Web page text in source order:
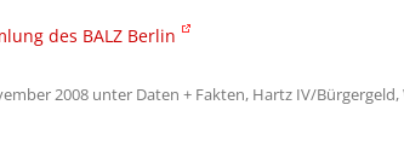
des BALZ Berlin
2008 unter Daten + Fakten, Hartz IV/Bürgergeld,